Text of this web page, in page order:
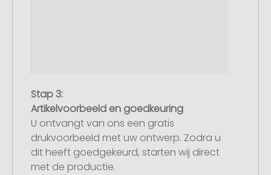
Stap 3:
Artikelvoorbeeld en goedkeuring
U ontvangt van ons een gratis
drukvoorbeeld met uw ontwerp. Zodra u
dit heeft goedgekeurd, starten wij direct
met de productie.